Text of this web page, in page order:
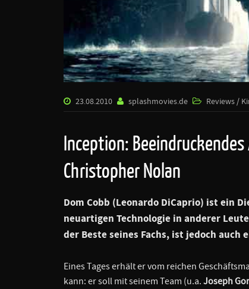
23.08.2010 splashmovies.de Reviews /
Inception:
Christopher Nolan
Dom Cobb (Leonardo DiCaprio) ist ein
neuartigen Technologie in anderer
der Beste seines Fachs, ist jedoch
Eines Tages erhält er vom reichen
kann: er soll mit seinem Team (u.a. Joseph